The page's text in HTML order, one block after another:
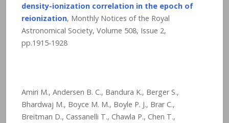
density-ionization correlation in the epoch of
reionization, Monthly Notices of the Royal
Astronomical Society, Volume 508, Issue 2,
pp.1915-1928
Amiri M., Andersen B. C., Bandura K., Berger S.,
Bhardwaj M., Boyce M. M., Boyle P. J., Brar C.,
Breitman D., Cassanelli T., Chawla P., Chen T.,